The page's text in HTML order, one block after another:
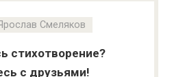
Смеляков
стихотворение?
с друзьями!